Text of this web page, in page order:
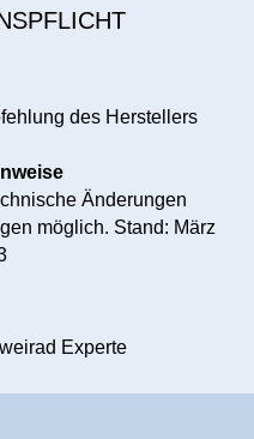
des Herstellers
Änderungen
möglich. Stand: März
Experte